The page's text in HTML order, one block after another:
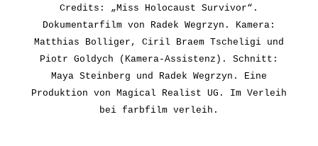
Credits: „Miss Holocaust Survivor“.
Dokumentarfilm von Radek Wegrzyn. Kamera:
Matthias Bolliger, Ciril Braem Tscheligi und
Piotr Goldych (Kamera-Assistenz). Schnitt:
Maya Steinberg und Radek Wegrzyn. Eine
Produktion von Magical Realist UG.
Im Verleih
bei farbfilm verleih.